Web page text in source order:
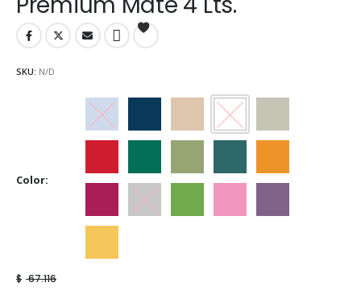
SKU: N/D
Color
Arandano AvellanaBlanco
Guinda Hematita
$ 67.116